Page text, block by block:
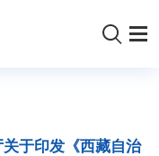
于印发《西藏自治